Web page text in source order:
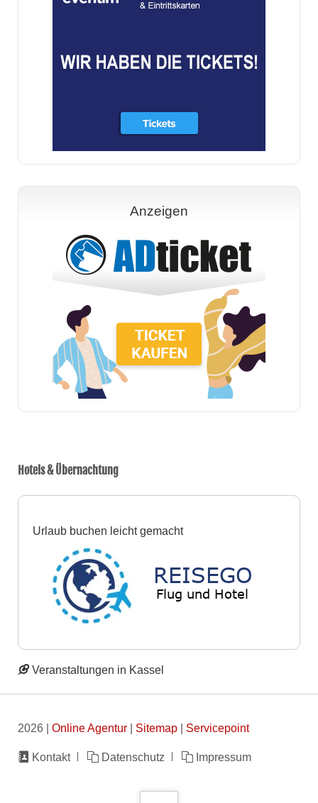
Anzeigen
Hotels & Übernachtung
Urlaub buchen leicht gemacht
Veranstaltungen in Kassel
2026 | Online Agentur| Sitemap| Servicepoint
Navigation
Kontakt Datenschutz Impressum